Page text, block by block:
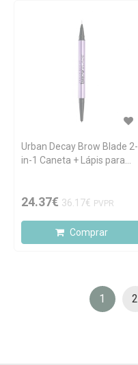
Urban Decay Brow Blade 2-
in-1 Caneta + Lápis para
24.37€ 36.17€ PVPR
Comprar
1 2